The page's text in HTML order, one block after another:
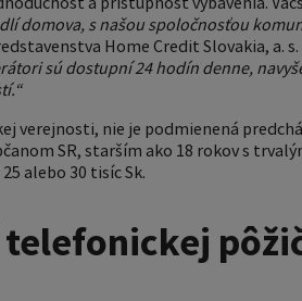
domova, s našou spoločnosťou
Home Credit Slovakia, a. s.
sú dostupní 24 hodín denne,
verejnosti, nie je podmienená
SR, starším ako 18 rokov s
alebo 30 tisíc Sk.